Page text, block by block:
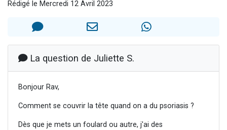
Il reste 49 places pour étudier en groupe sur Zoom
Eva vient de donner son Maasser
Rédigé le Mercredi 12 Avril 2023
La question de Juliette S.
Bonjour Rav,
Comment se couvrir la tête quand on a du psoriasis ?
Dès que je mets un foulard ou autre, j'ai des